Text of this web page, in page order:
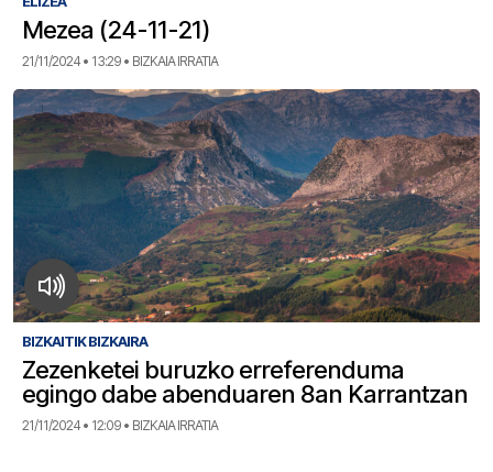
Mezea (24-11-21)
21/11/2024 • 13:29 • BIZKAIA IRRATIA
BIZKAITIK BIZKAIRA
Zezenketei buruzko erreferenduma
egingo dabe abenduaren 8an Karrantzan
21/11/2024 • 12:09 • BIZKAIA IRRATIA